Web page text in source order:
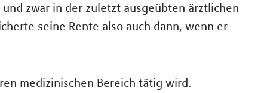
zwar in der zuletzt ausgeübten ärztlichen
seine Rente also auch dann, wenn er
medizinischen Bereich tätig wird.